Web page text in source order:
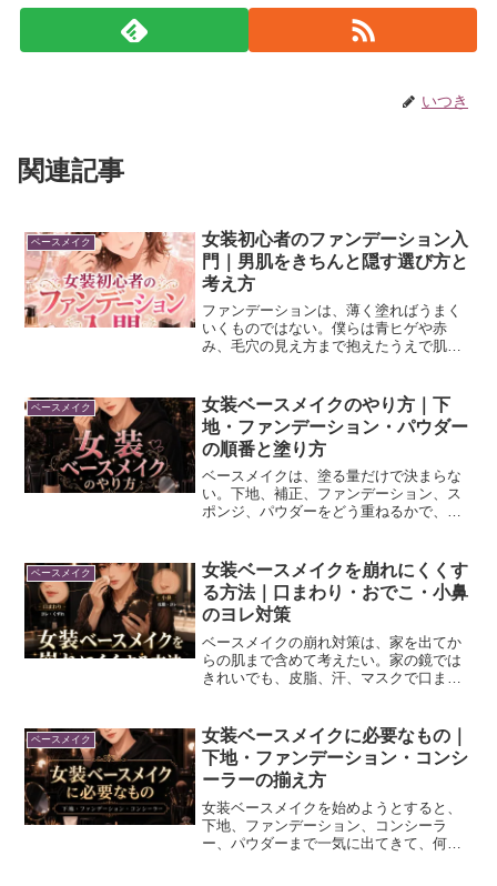
いつき
関連記事
ベースメイク
女装初心者のファンデーション入
門｜男肌をきちんと隠す選び方と
考え方
ファンデーションは、薄く塗ればうまく
いくものではない。僕らは青ヒゲや赤
み、毛穴の見え方まで抱えたうえで肌を
厚化粧を怖がることではなく、隠したい
部分を押さえながら肌表面を...
ベースメイク
女装ベースメイクのやり方｜下
地・ファンデーション・パウダー
の順番と塗り方
ベースメイクは、塗る量だけで決まらな
い。下地、補正、ファンデーション、ス
ポンジ、パウダーをどう重ねるかで、メ
抱えたマイナス要素が多い。なので、い
きなりファンデーションで...
ベースメイク
女装ベースメイクを崩れにくくす
る方法｜口まわり・おでこ・小鼻
のヨレ対策
ベースメイクの崩れ対策は、家を出てか
らの肌まで含めて考えたい。家の鏡では
きれいでも、皮脂、汗、マスクで口まわ
汚く見えない残り方にすることだ。厚み
を使う場所、軽く作る場所...
ベースメイク
女装ベースメイクに必要なもの｜
下地・ファンデーション・コンシ
ーラーの揃え方
女装ベースメイクを始めようとすると、
下地、ファンデーション、コンシーラ
ー、パウダーまで一気に出てきて、何か